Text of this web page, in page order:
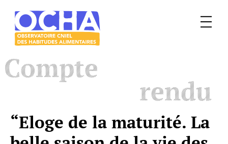
Menu
mangeur
Ocha
Compte
rendu
“Eloge de la maturité. La